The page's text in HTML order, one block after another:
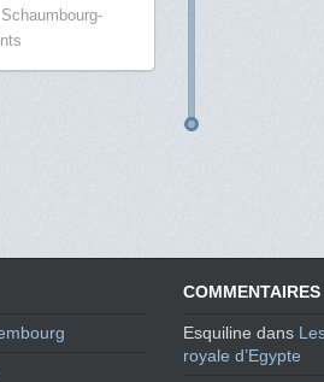
Schaumbourg-
Esquiline dans
royale d’Egypte